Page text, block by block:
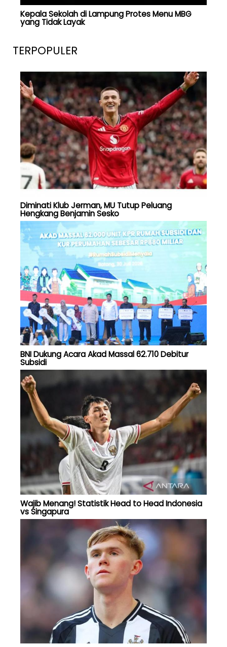
Kepala Sekolah di Lampung Protes Menu MBG
yang Tidak Layak
TERPOPULER
Diminati Klub Jerman, MU Tutup Peluang
Hengkang Benjamin Sesko
BNI Dukung Acara Akad Massal 62.710 Debitur
Subsidi
Wajib Menang! Statistik Head to Head Indonesia
vs Singapura